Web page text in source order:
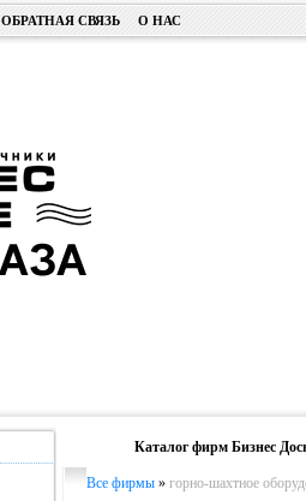
ОБРАТНАЯ СВЯЗЬ О НАС
Каталог фирм Бизнес
Все фирмы » горно-шахтное